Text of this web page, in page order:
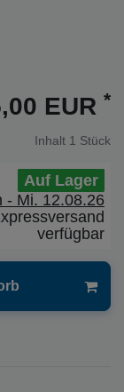
EUR *
Inhalt 1 Stück
Auf Lager
- Mi. 12.08.26
verfügbar